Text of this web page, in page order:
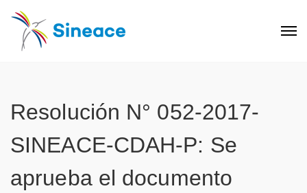
Resolución N° 052-2017-
SINEACE-CDAH-P: Se
aprueba el documento